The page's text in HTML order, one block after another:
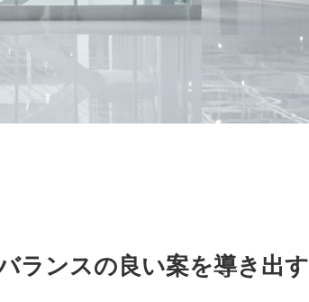
ランスの良い案を導き出す